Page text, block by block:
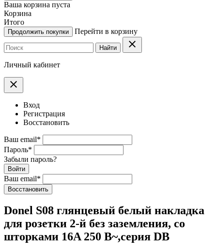
Ваша корзина пуста
Корзина
Итого
Продолжить покупки Перейти в корзину
Найти clear
Личный кабинет
clear
Вход
Регистрация
Восстановить
Ваш email*
Пароль*
Забыли пароль?
Войти
Ваш email*
Воcстановить
Donel S08 глянцевый белый накладка
для розетки 2-й без заземления, со
шторками 16A 250 В~,серия DB